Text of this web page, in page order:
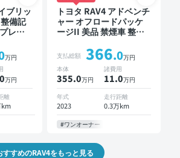
ブリッ
備記
レイ
オ
ート
クド
全方
レコ
万円
万円
離
km
トヨタ RAV4 アドベンチ
ャー オフロードパッケ
ージII 美品 禁煙車 整備
イオーディオ ※ナビキッ
トあり TV ブラインドス
ポットモニター デジタ
ルインナーミラー オー
トクルーズ スマートキ
ー ETC バックモニター
ドライブレコーダー 衝
突軽減
支払総額 366.0万円
本体
355.0万円
諸費用
11.0万円
年式
2023
走行距離
0.3万km
#ワンオーナー
すすめのRAV4をもっと見る